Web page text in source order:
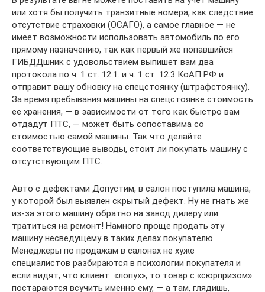
или хотя бы получить транзитные номера, как следствие
отсутствие страховки (ОСАГО), а самое главное — не
имеет возможности использовать автомобиль по его
прямому назначению, так как первый же попавшийся
ГИБДДшник с удовольствием выпишет вам два
протокола по ч. 1 ст. 12.1. и ч. 1 ст. 12.3 КоАП РФ и
отправит вашу обновку на спецстоянку (штрафстоянку).
За время пребывания машины на спецстоянке стоимость
ее хранения, — в зависимости от того как быстро вам
отдадут ПТС, — может быть сопоставима со
стоимостью самой машины. Так что делайте
соответствующие выводы, стоит ли покупать машину с
отсутствующим ПТС.
Авто с дефектами Допустим, в салон поступила машина,
у которой был выявлен скрытый дефект. Ну не гнать же
из-за этого машину обратно на завод дилеру или
тратиться на ремонт! Намного проще продать эту
машину несведущему в таких делах покупателю.
Менеджеры по продажам в салонах не хуже
специалистов разбираются в психологии покупателя и
если видят, что клиент  «лопух», то товар с «сюрпризом»
постараются всучить именно ему, — а там, глядишь,